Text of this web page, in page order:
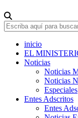
inicio
EL
Noticias
Noticias
Noticias
Especiales
Entes Adscritos
Entes